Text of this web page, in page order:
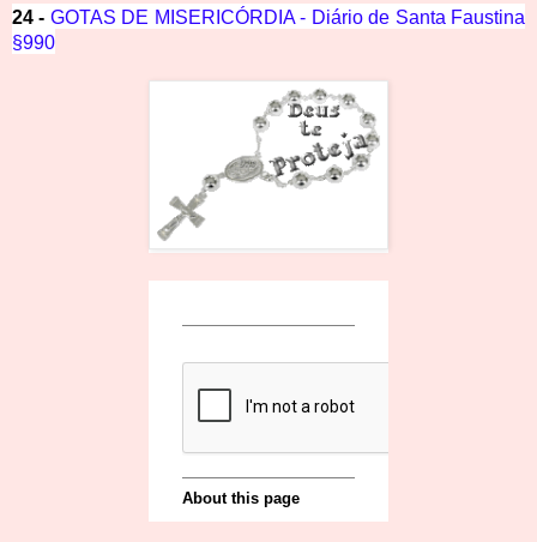
24 - GOTAS DE MISERICÓRDIA - Diário de Santa Faustina
§990